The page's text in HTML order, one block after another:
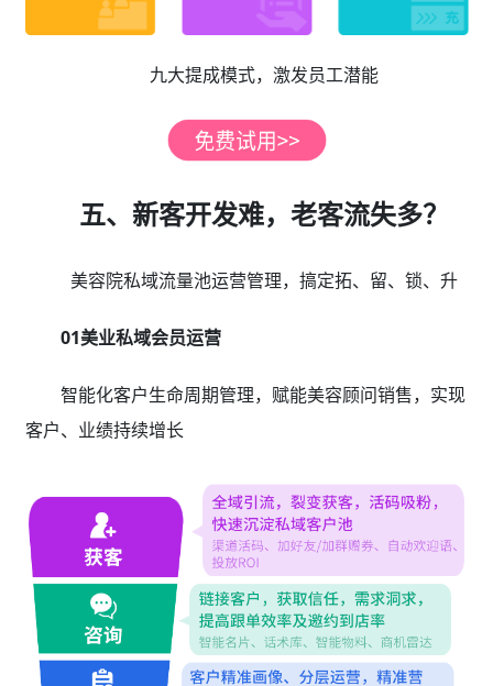
九大提成模式，激发员工潜能
五、新客开发难，老客流失多？
美容院私域流量池运营管理，搞定拓、留、锁、升
01美业私域会员运营
智能化客户生命周期管理，赋能美容顾问销售，实现
客户、业绩持续增长